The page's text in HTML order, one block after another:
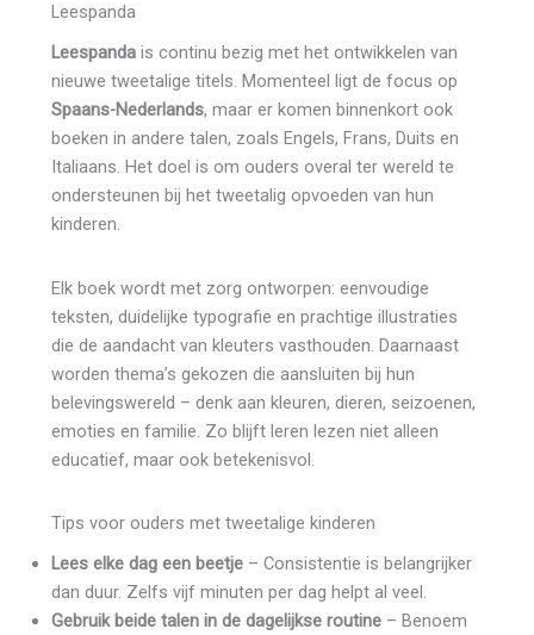
Leespanda
Leespandais continu bezig met het ontwikkelen van
nieuwe tweetalige titels. Momenteel ligt de focus op
Spaans-Nederlands, maar er komen binnenkort ook
boeken in andere talen, zoals Engels, Frans, Duits en
Italiaans. Het doel is om ouders overal ter wereld te
ondersteunen bij het tweetalig opvoeden van hun
kinderen.
Elk boek wordt met zorg ontworpen: eenvoudige
teksten, duidelijke typografie en prachtige illustraties
die de aandacht van kleuters vasthouden. Daarnaast
worden thema’s gekozen die aansluiten bij hun
belevingswereld – denk aan kleuren, dieren, seizoenen,
emoties en familie. Zo blijft leren lezen niet alleen
educatief, maar ook betekenisvol.
Tips voor ouders met tweetalige kinderen
Lees elke dag een beetje– Consistentie is belangrijker
dan duur. Zelfs vijf minuten per dag helpt al veel.
Gebruik beide talen in de dagelijkse routine– Benoem